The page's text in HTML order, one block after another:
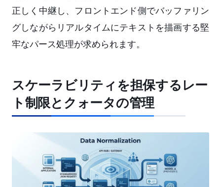
正しく中継し、フロントエンド側でバッファリン
グしながらリアルタイムにテキストを描画する堅
牢なパース処理が求められます。
スケーラビリティを担保するレー
ト制限とクォータの管理